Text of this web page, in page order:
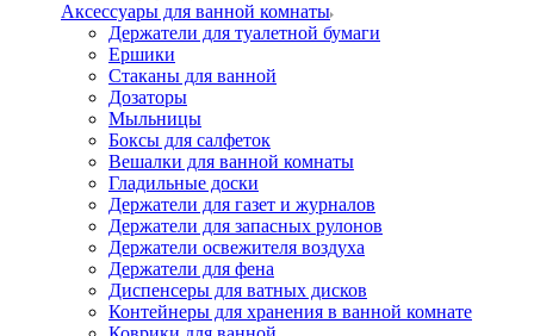
Аксессуары для ванной комнаты
Держатели для туалетной бумаги
Ершики
Стаканы для ванной
Дозаторы
Мыльницы
Боксы для салфеток
Вешалки для ванной комнаты
Гладильные доски
Держатели для газет и журналов
Держатели для запасных рулонов
Держатели освежителя воздуха
Держатели для фена
Диспенсеры для ватных дисков
Контейнеры для хранения в ванной комнате